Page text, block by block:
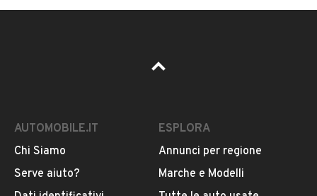
Pubblicità
AUTOMOBILE.IT
Chi Siamo
Serve aiuto?
ESPLORA
Annunci per regione
Marche e Modelli